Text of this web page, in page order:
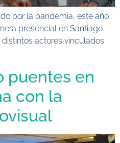
por la pandemia, este año
presencial en Santiago
actores vinculados
puentes en
con la